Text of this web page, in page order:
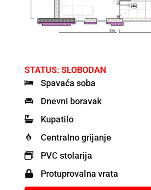
STATUS: SLOBODAN
Spavaća soba
Dnevni boravak
Kupatilo
Centralno grijanje
PVC stolarija
Protuprovalna vrata